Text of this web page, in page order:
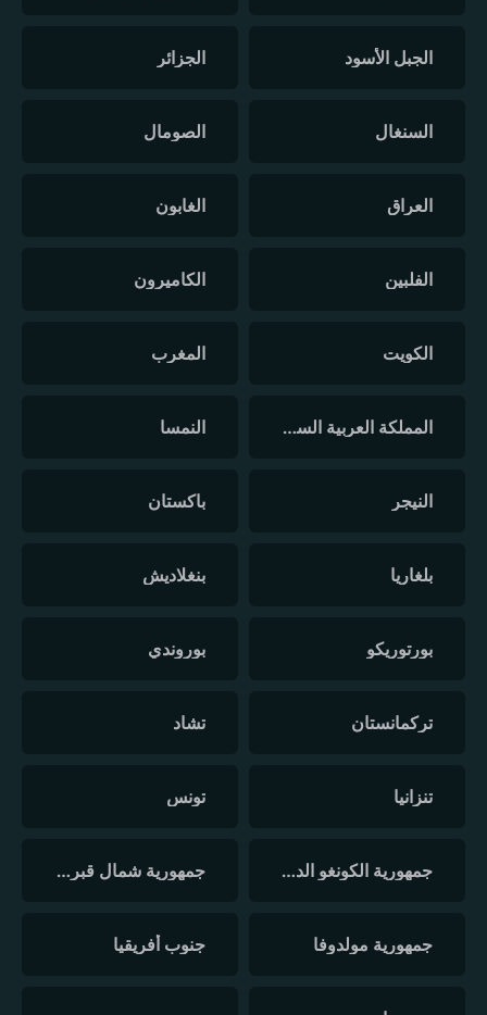
الجبل الأسود الجزائر
السنغال الصومال
العراق الغابون
الفلبين الكاميرون
الكويت المغرب
المملكة العربية السعودية النمسا
النيجر باكستان
بلغاريا بنغلاديش
بورتوريكو بوروندي
تركمانستان تشاد
تنزانيا تونس
جمهورية الكونغو الديمقراطية جمهورية شمال قبرص التركية
جمهورية مولدوفا جنوب أفريقيا